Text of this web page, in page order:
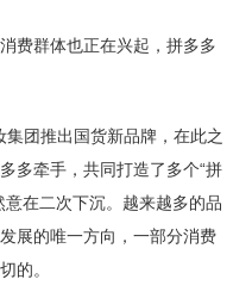
费群体也正在兴起，拼多多
团推出国货新品牌，在此之
多牵手，共同打造了多个“拼
在二次下沉。越来越多的品
展的唯一方向，一部分消费
的。